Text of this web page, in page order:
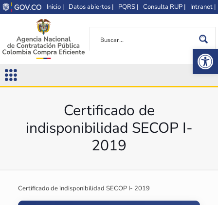
Inicio | Datos abiertos | PQRS | Consulta RUP | Intranet |
Certificado de
indisponibilidad SECOP I-
2019
Certificado de indisponibilidad SECOP I- 2019